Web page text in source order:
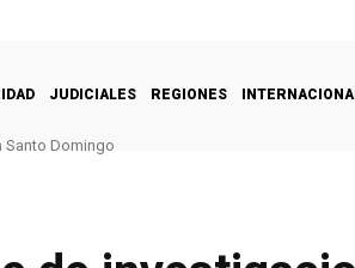
JUDICIALES REGIONES
Santo Domingo